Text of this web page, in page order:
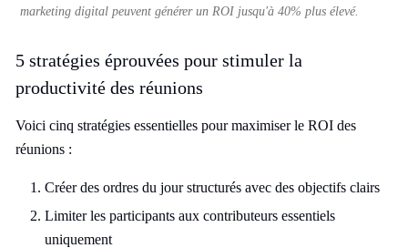
marketing digital peuvent générer un ROI jusqu'à 40% plus élevé.
5 stratégies éprouvées pour stimuler la
productivité des réunions
Voici cinq stratégies essentielles pour maximiser le ROI des
réunions :
Créer des ordres du jour structurés avec des objectifs clairs
Limiter les participants aux contributeurs essentiels
uniquement